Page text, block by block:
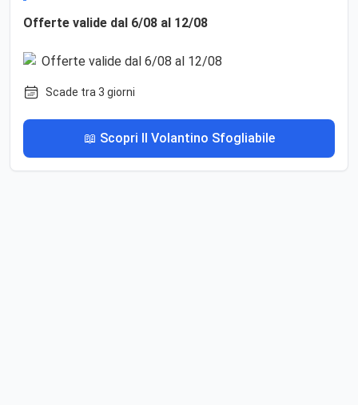
Offerte valide dal 6/08 al 12/08
Scade tra 3 giorni
📖 Scopri Il Volantino Sfogliabile